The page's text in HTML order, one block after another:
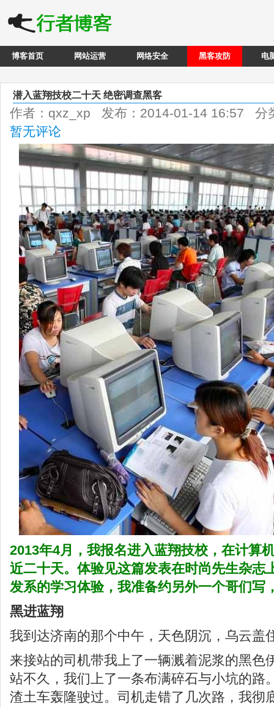
博客首页 网站运营 网络安全 黑客攻防 电
潜入蓝翔技校二十天 绝密调查黑客
作者：qxz_xp 发布：2014-01-14 16:57 分
暂无评论
2013年4月，我报名进入蓝翔技校，在计算
近二十天。体验见这篇发表在时尚先生杂志
发系的学习体验，我准备约另外一个哥们写
黑进蓝翔
我到达济南的那个中午，天色阴沉，乌云盖
来接站的司机带我上了一辆溅着泥浆的黑色
站不久，我们上了一条布满碎石与小坑的路
渣土车轰隆驶过。司机走错了几次路，我彻